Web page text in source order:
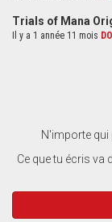
Trials of Mana
Il y a 1 année 11 mois
N'importe qui
Ce que tu écris va